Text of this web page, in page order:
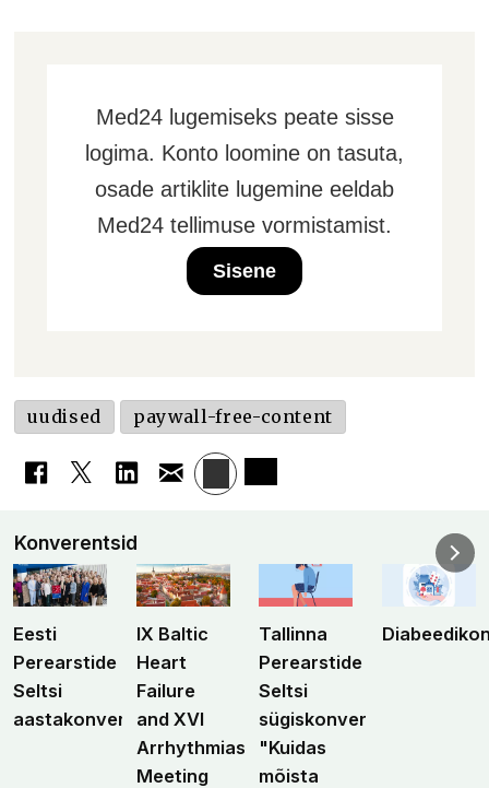
Med24 lugemiseks peate sisse
logima. Konto loomine on tasuta,
osade artiklite lugemine eeldab
Med24 tellimuse vormistamist.
Sisene
uudised paywall-free-content
Konverentsid
Eesti
Perearstide
Seltsi
aastakonverents
IX Baltic
Heart
Failure
and XVI
Arrhythmias
Meeting
Tallinna
Perearstide
Seltsi
sügiskonverents
"Kuidas
mõista